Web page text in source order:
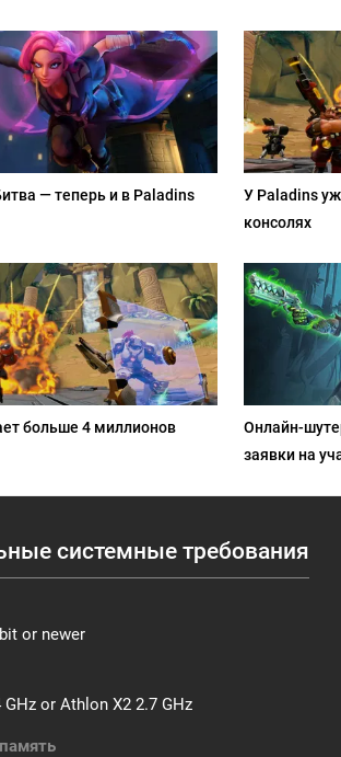
— теперь и в Paladins
У Paladins
консолях
больше 4 миллионов
Онлайн-
заявки на
системные требования
or newer
or Athlon X2 2.7 GHz